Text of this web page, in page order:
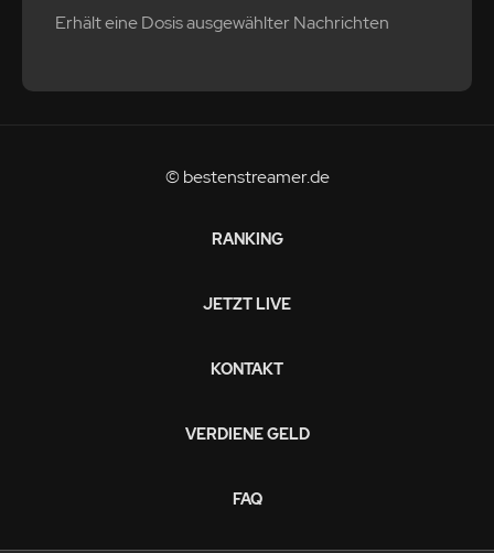
Erhält eine Dosis ausgewählter Nachrichten
© bestenstreamer.de
RANKING
JETZT LIVE
KONTAKT
VERDIENE GELD
FAQ